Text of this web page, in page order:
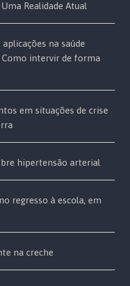
Realidade Atual
na saúde
Como intervir de forma
em situações de crise
hipertensão arterial
regresso à escola, em
na creche